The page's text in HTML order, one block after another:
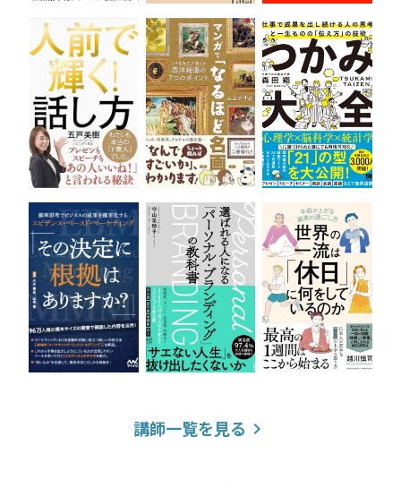
講師一覧を見る keyboard_arrow_right